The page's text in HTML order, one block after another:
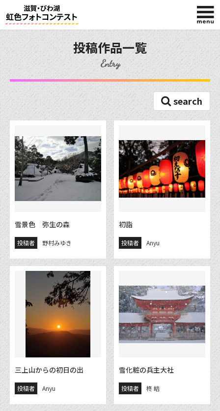
入賞作品
投稿作品
投稿作品一覧
Entry
search
雪景色 弥生の森
投稿者 野村みゆき
初詣
投稿者 Anyu
三上山からの初日の出
投稿者 Anyu
雪化粧の兵主大社
投稿者 柊 皓